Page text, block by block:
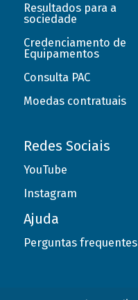
Resultados para a
sociedade
Credenciamento de
Equipamentos
Consulta PAC
Moedas contratuais
Redes Sociais
YouTube
Instagram
Ajuda
Perguntas frequentes